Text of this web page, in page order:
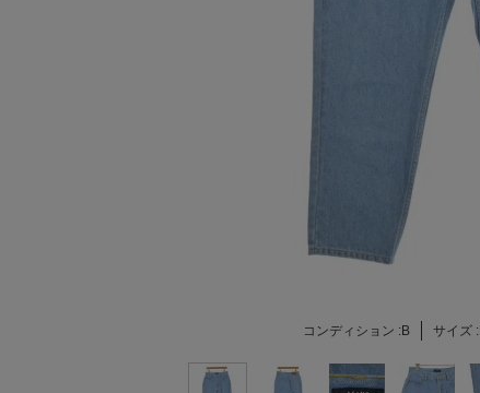
コンディション :B サイズ :